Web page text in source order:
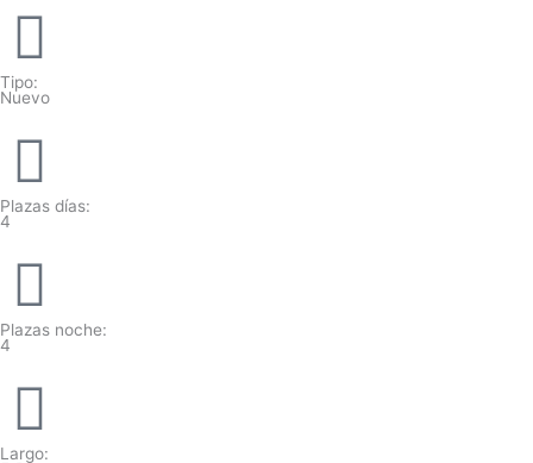
Tipo:
Nuevo
Plazas días:
4
Plazas noche:
4
Largo: